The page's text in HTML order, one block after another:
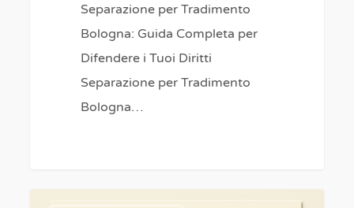
Separazione per Tradimento
Bologna: Guida Completa per
Difendere i Tuoi Diritti
Separazione per Tradimento
Bologna…